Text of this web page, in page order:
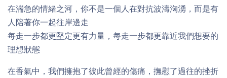
在湍急的情緒之河，你不是一個人在對抗波濤洶湧，而是有
人陪著你一起往岸邊走
每走一步都更堅定更有力量，每走一步都更靠近我們想要的
理想狀態
在香氣中，我們擁抱了彼此曾經的傷痛，撫慰了過往的挫折